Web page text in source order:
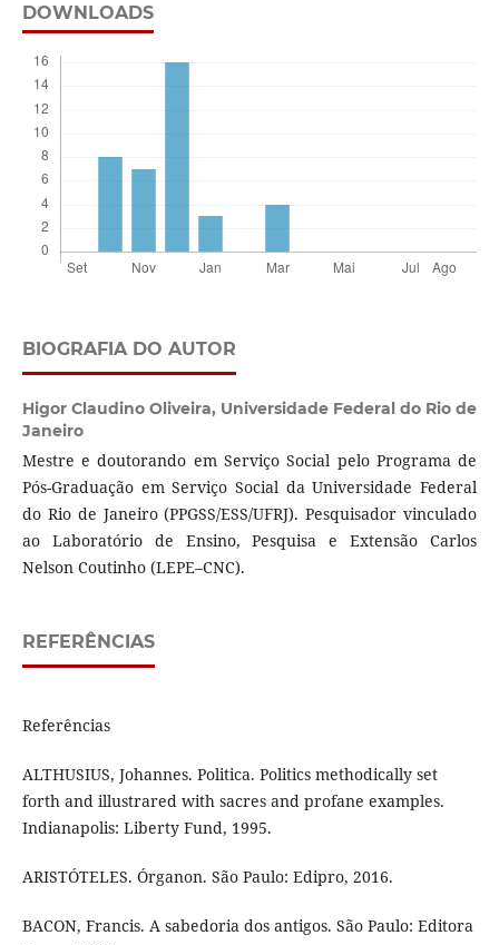
DOWNLOADS
BIOGRAFIA DO AUTOR
Higor Claudino Oliveira, Universidade Federal do Rio de
Janeiro
Mestre e doutorando em Serviço Social pelo Programa de
Pós-Graduação em Serviço Social da Universidade Federal
do Rio de Janeiro (PPGSS/ESS/UFRJ). Pesquisador vinculado
ao Laboratório de Ensino, Pesquisa e Extensão Carlos
Nelson Coutinho (LEPE–CNC).
REFERÊNCIAS
Referências
ALTHUSIUS, Johannes. Politica. Politics methodically set
forth and illustrared with sacres and profane examples.
Indianapolis: Liberty Fund, 1995.
ARISTÓTELES. Órganon. São Paulo: Edipro, 2016.
BACON, Francis. A sabedoria dos antigos. São Paulo: Editora